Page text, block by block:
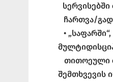
ჩართვა/
•
თითოეული
შემთხვევის